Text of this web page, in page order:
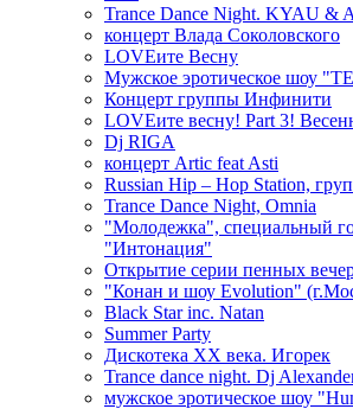
Trance Dance Night. KYAU &
концерт Влада Соколовского
LOVEите Весну
Мужское эротическое шоу
Концерт группы Инфинити
LOVEите весну! Part 3!
Dj RIGA
концерт Artic feat Asti
Russian Hip – Hop Station,
Trance Dance Night, Omnia
"Молодежка", специальный
"Интонация"
Открытие серии пенных
"Конан и шоу Evolution"
Black Star inc. Natan
Summer Party
Дискотека ХХ века. Игорек
Trance dance night. Dj
мужское эротическое шоу